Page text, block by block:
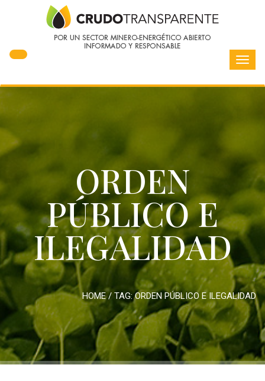
ORDEN
PÚBLICO E
ILEGALIDAD
HOME/ TAG:ORDEN PÚBLICO E ILEGALIDAD